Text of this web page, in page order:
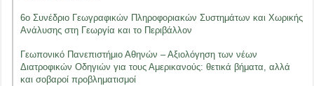
6ο Συνέδριο Γεωγραφικών Πληροφοριακών Συστημάτων και Χωρικής
Ανάλυσης στη Γεωργία και το Περιβάλλον
Γεωπονικό Πανεπιστήμιο Αθηνών – Αξιολόγηση των νέων
Διατροφικών Οδηγιών για τους Αμερικανούς: θετικά βήματα, αλλά
και σοβαροί προβληματισμοί